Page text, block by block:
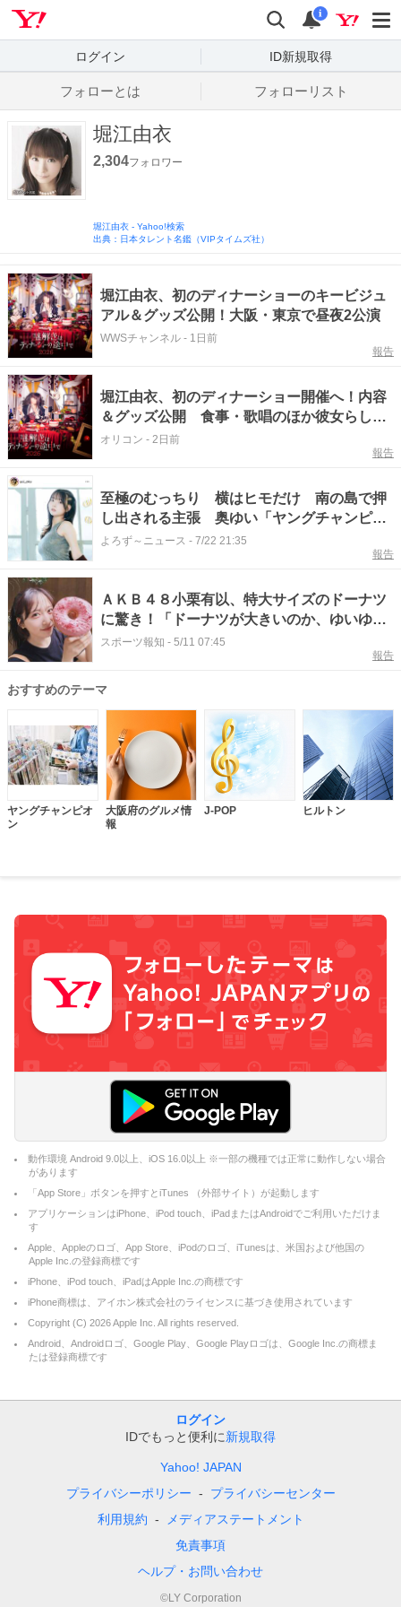
検索
通知
i
ログイン ID新規取得
フォローとは フォローリスト
堀江由衣
2,304フォロワー
堀江由衣 - Yahoo!検索
出典：日本タレント名鑑（VIPタイムズ社）
堀江由衣、初のディナーショーのキービジュ
アル＆グッズ公開！大阪・東京で昼夜2公演
WWSチャンネル - 1日前
報告
堀江由衣、初のディナーショー開催へ！内容
＆グッズ公開 食事・歌唱のほか彼女らしい
何かが起こる
オリコン - 2日前
報告
至極のむっちり 横はヒモだけ 南の島で押
し出される主張 奥ゆい「ヤングチャンピオ
ン烈」登場
よろず～ニュース - 7/22 21:35
報告
ＡＫＢ４８小栗有以、特大サイズのドーナツ
に驚き！「ドーナツが大きいのか、ゆいゆい
が小顔すぎるのか」
スポーツ報知 - 5/11 07:45
報告
おすすめのテーマ
ヤングチャンピオ
ン
大阪府のグルメ情
報
J-POP ヒルトン
動作環境 Android 9.0以上、iOS 16.0以上 ※一部の機種では正常に動作しない場合
があります
「App Store」ボタンを押すとiTunes （外部サイト）が起動します
アプリケーションはiPhone、iPod touch、iPadまたはAndroidでご利用いただけま
す
Apple、Appleのロゴ、App Store、iPodのロゴ、iTunesは、米国および他国の
Apple Inc.の登録商標です
iPhone、iPod touch、iPadはApple Inc.の商標です
iPhone商標は、アイホン株式会社のライセンスに基づき使用されています
Copyright (C) 2026Apple Inc. All rights reserved.
Android、Androidロゴ、Google Play、Google Playロゴは、Google Inc.の商標ま
たは登録商標です
ログイン
IDでもっと便利に新規取得
Yahoo! JAPAN
プライバシーポリシー
プライバシーセンター
利用規約
メディアステートメント
免責事項
ヘルプ・お問い合わせ
©LY Corporation